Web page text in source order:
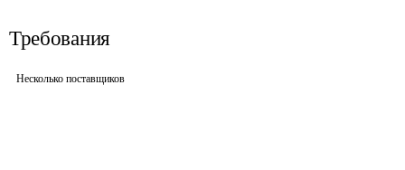
Требования
Несколько поставщиков